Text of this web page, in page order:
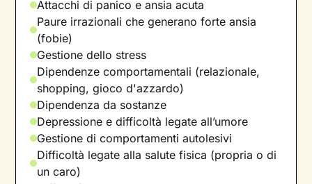
Attacchi di panico e ansia acuta
Paure irrazionali che generano forte ansia
(fobie)
Gestione dello stress
Dipendenze comportamentali (relazionale,
shopping, gioco d'azzardo)
Dipendenza da sostanze
Depressione e difficoltà legate all’umore
Gestione di comportamenti autolesivi
Difficoltà legate alla salute fisica (propria o di
un caro)